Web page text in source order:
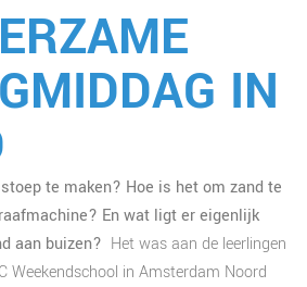
IN
te maken? Hoe is het om zand te
En wat ligt er eigenlijk
aan buizen? Het was aan de leerlingen
Weekendschool in Amsterdam Noord